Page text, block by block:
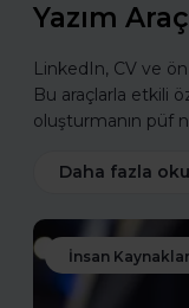
Yazım
LinkedIn, CV ve ön
Bu araçlarla etkili
oluşturmanın püf
Daha fazla oku
İnsan